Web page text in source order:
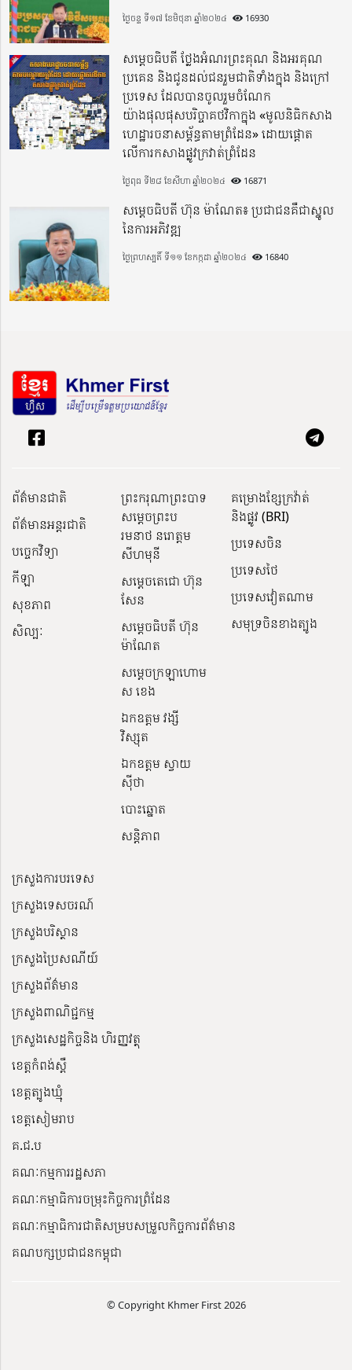
ថ្ងៃចន្ទ ទី១៧ ខែមិថុនា ឆ្នាំ២០២៤ 16930
សម្តេចធិបតី ថ្លែងអំណរព្រះគុណ និងអរគុណ
ប្រគេន និងជូនដល់ជនរួមជាតិទាំងក្នុង​ និងក្រៅ
ប្រទេស​ ដែលបានចូលរួមចំណែក
យ៉ាងផុលផុសបរិច្ចាគថវិកាក្នុង «មូលនិធិកសាង
ហេដ្ឋារចនាសម្ព័ន្ធតាមព្រំដែន» ដោយផ្ដោត
លើការកសាងផ្លូវក្រវាត់ព្រំដែន
ថ្ងៃពុធ ទី២៨ ខែសីហា ឆ្នាំ២០២៤ 16871
សម្តេចធិបតី ហ៊ុន ម៉ាណែត៖ ប្រជាជនគឺជាស្នូល
នៃការអភិវឌ្ឍ
ថ្ងៃព្រហស្បតិ៍ ទី១១ ខែកក្កដា ឆ្នាំ២០២៤ 16840
ព័ត៌មានជាតិ
ព័ត៌មានអន្តរជាតិ
បច្ចេកវិទ្យា
កីឡា
សុខភាព
សិល្បៈ
ព្រះករុណាព្រះបាទ
សម្តេចព្រះប
រមនាថ នរោត្តម
សីហមុនី
សម្តេចតេជោ ហ៊ុន
សែន
សម្ដេចធិបតី ហ៊ុន
ម៉ាណែត
សម្ដេចក្រឡាហោម
ស ខេង
ឯកឧត្តម វង្សី
វិស្សុត
ឯកឧត្តម ស្វាយ
ស៊ីថា
បោះឆ្នោត
សន្តិភាព
គម្រោងខ្សែក្រវ៉ាត់
និងផ្លូវ (BRI)
ប្រទេសចិន
ប្រទេសថៃ
ប្រទេសវៀតណាម
សមុទ្រចិនខាងត្បូង
ក្រសួងការបរទេស
ក្រសួងទេសចរណ៍
ក្រសួងបរិស្ថាន
ក្រសួងប្រៃសណីយ៍
ក្រសួងព័ត៌មាន
ក្រសួងពាណិជ្ជកម្ម
ក្រសួងសេដ្ឋកិច្ចនិង ហិរញ្ញវត្ថុ
ខេត្តកំពង់ស្ពឺ
ខេត្តត្បូងឃ្មុំ
ខេត្តសៀមរាប
គ.ជ.ប
គណៈកម្មការរដ្ឋសភា
គណៈកម្មាធិការចម្រុះកិច្ចការព្រំដែន
គណៈកម្មាធិការជាតិសម្របសម្រួលកិច្ចការព័ត៌មាន
គណបក្សប្រជាជនកម្ពុជា
© Copyright Khmer First 2026